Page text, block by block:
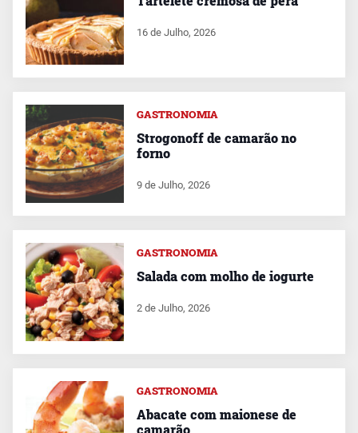
16 de Julho, 2026
GASTRONOMIA
Strogonoff de camarão no
forno
9 de Julho, 2026
GASTRONOMIA
Salada com molho de iogurte
2 de Julho, 2026
GASTRONOMIA
Abacate com maionese de
camarão